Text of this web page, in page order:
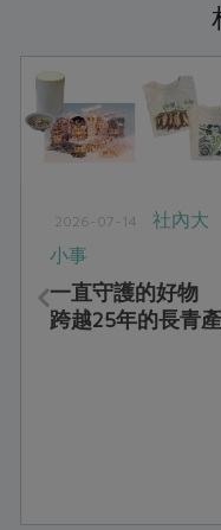
2026-07-14
社內大
小事
一直守護的好物
跨越25年的長青產